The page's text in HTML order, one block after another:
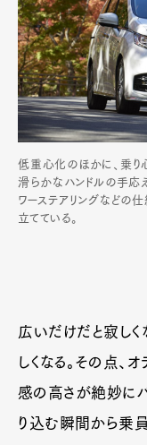
低重心化のほかに、乗り
滑らかなハンドルの手応
ワーステアリングなどの
立てている。
広いだけだと寂しく
しくなる。その点、
感の高さが絶妙にバ
り込む瞬間から乗